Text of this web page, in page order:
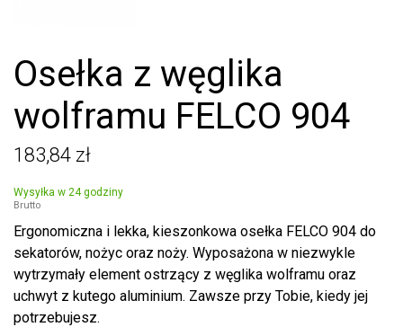
Osełka z węglika
wolframu FELCO 904
183,84 zł
Wysyłka w 24 godziny
Brutto
Ergonomiczna i lekka, kieszonkowa osełka FELCO 904 do
sekatorów, nożyc oraz noży. Wyposażona w niezwykle
wytrzymały element ostrzący z węglika wolframu oraz
uchwyt z kutego aluminium. Zawsze przy Tobie, kiedy jej
potrzebujesz.